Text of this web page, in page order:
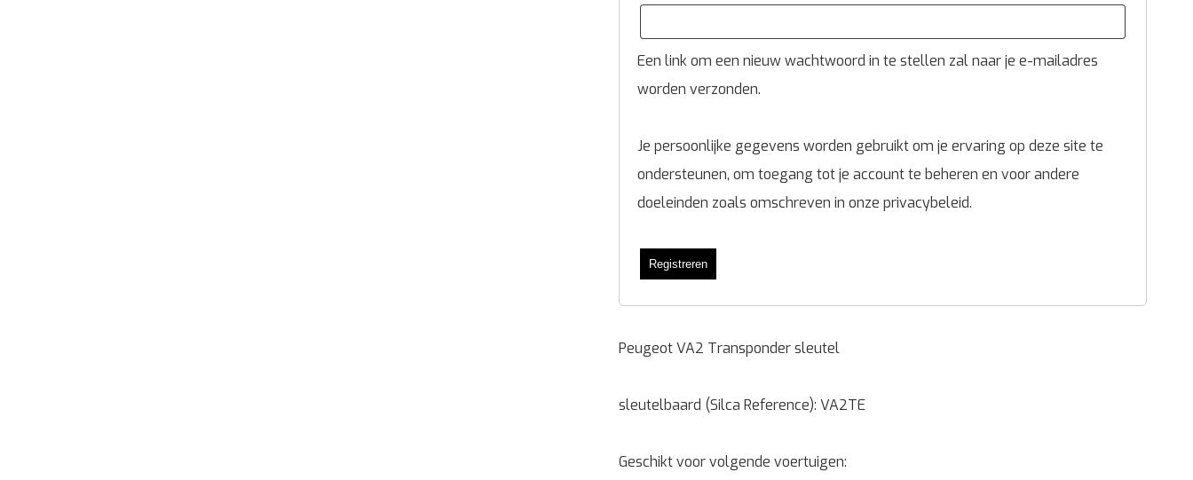
Een link om een nieuw wachtwoord in te stellen zal naar je e-mailadres
worden verzonden.
Je persoonlijke gegevens worden gebruikt om je ervaring op deze site te
ondersteunen, om toegang tot je account te beheren en voor andere
doeleinden zoals omschreven in onze privacybeleid.
Registreren
Peugeot VA2 Transponder sleutel
sleutelbaard (Silca Reference): VA2TE
Geschikt voor volgende voertuigen: